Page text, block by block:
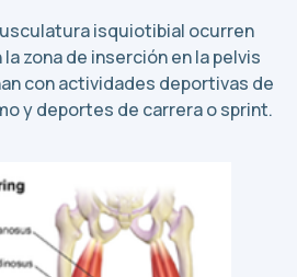
isquiotibial ocurren
zona de inserción en la pelvis
con actividades deportivas de
y deportes de carrera o sprint.